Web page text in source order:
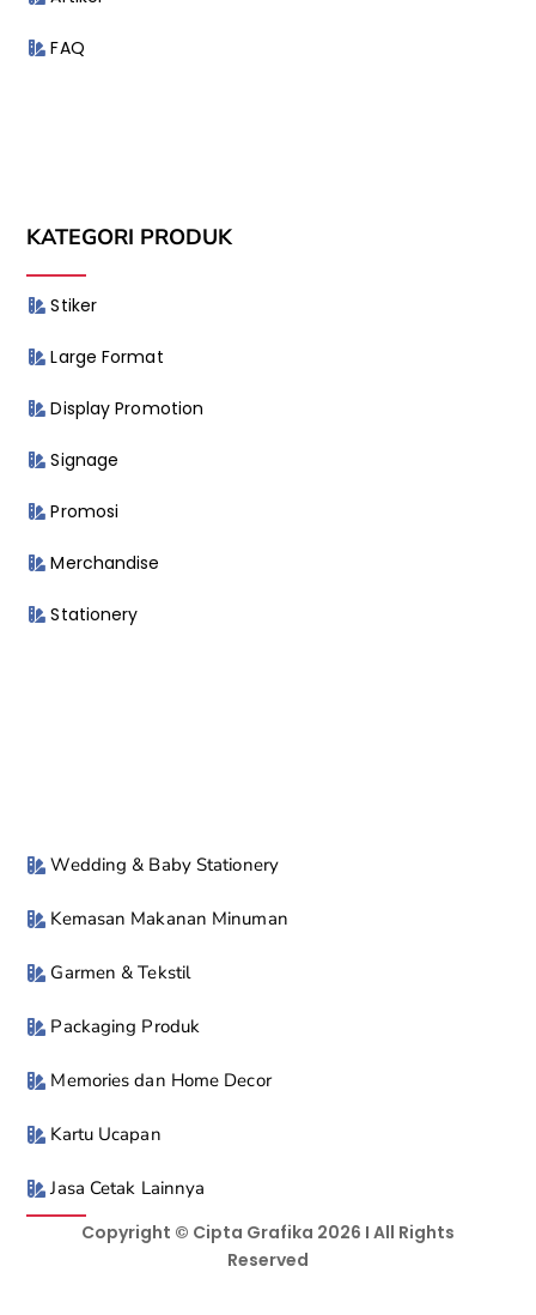
FAQ
KATEGORI PRODUK
Stiker
Large Format
Display Promotion
Signage
Promosi
Merchandise
Stationery
Wedding & Baby Stationery
Kemasan Makanan Minuman
Garmen & Tekstil
Packaging Produk
Memories dan Home Decor
Kartu Ucapan
Jasa Cetak Lainnya
Copyright © Cipta Grafika 2026 I All Rights
Reserved